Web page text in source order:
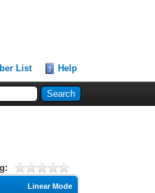
List Help
Linear Mode